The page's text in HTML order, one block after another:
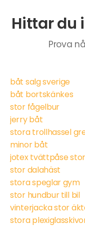
Hittar du
Prova
båt salg sverige
båt bortskänkes
stor fågelbur
jerry båt
stora trollhassel
minor båt
jotex tvättpåse stor
stor dalahäst
stora speglar gym
stor hundbur till bil
vinterjacka stor
stora